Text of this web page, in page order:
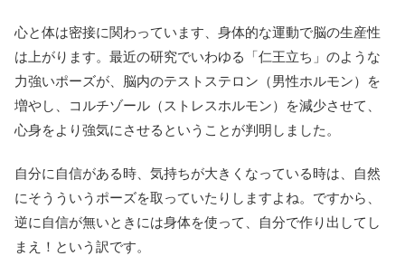
心と体は密接に関わっています、身体的な運動で脳の生産性
は上がります。最近の研究でいわゆる「仁王立ち」のような
力強いポーズが、脳内のテストステロン（男性ホルモン）を
増やし、コルチゾール（ストレスホルモン）を減少させて、
心身をより強気にさせるということが判明しました。
自分に自信がある時、気持ちが大きくなっている時は、自然
にそうういうポーズを取っていたりしますよね。ですから、
逆に自信が無いときには身体を使って、自分で作り出してし
まえ！という訳です。